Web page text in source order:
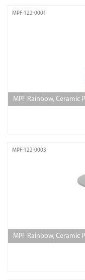
MPF-122-0001
MPF Rainbow, Ceramic
MPF-122-0003
MPF Rainbow, Ceramic